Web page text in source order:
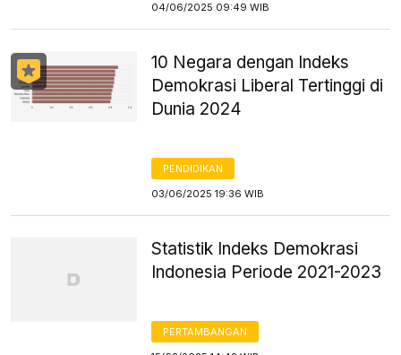
04/06/2025 09:49 WIB
10 Negara dengan Indeks
Demokrasi Liberal Tertinggi di
Dunia 2024
PENDIDIKAN
03/06/2025 19:36 WIB
Statistik Indeks Demokrasi
Indonesia Periode 2021-2023
PERTAMBANGAN